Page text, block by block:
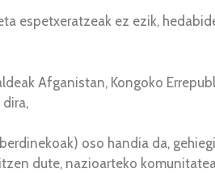
espetxeratzeak ez ezik,
Afganistan, Kongoko
dira,
oso handia da,
dute, nazioarteko